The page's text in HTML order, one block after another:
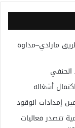
طريق مارادي–مداوة
أشغاله
تتصدر فعاليات